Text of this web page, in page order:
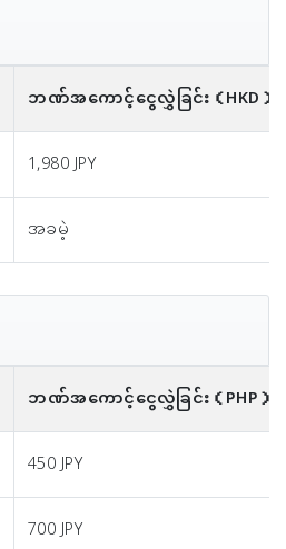
ဘဏ်အကောင့်ငွေလွှဲခြင်း（HKD）※
1,980 JPY
အခမဲ့
ဘဏ်အကောင့်ငွေလွှဲခြင်း（PHP）
450 JPY
700 JPY